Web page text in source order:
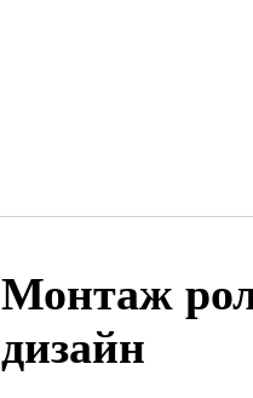
Монтаж
дизайн